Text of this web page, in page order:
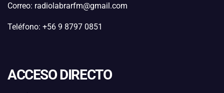
Correo: radiolabrarfm@gmail.com
Teléfono: +56 9 8797 0851
ACCESO DIRECTO